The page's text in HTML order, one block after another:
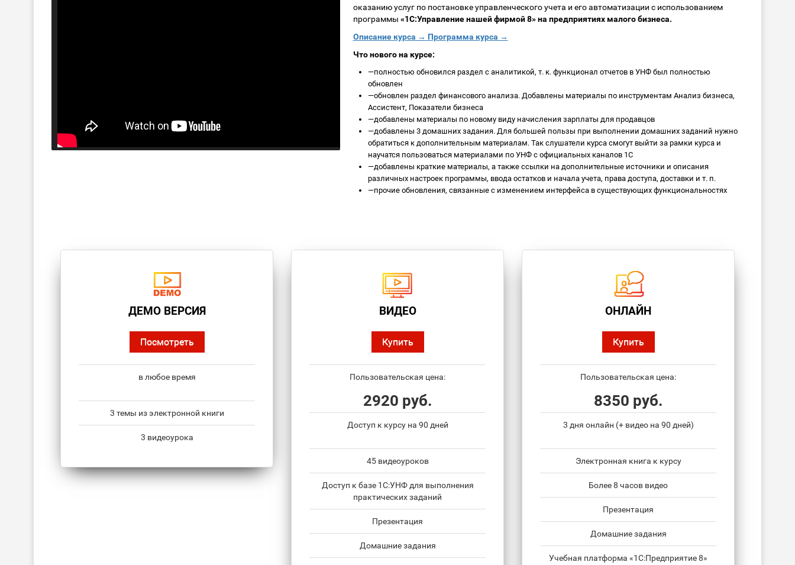
оказанию услуг по постановке управленческого учета и его автоматизации с использованием
программы «1С:Управление нашей фирмой 8» на предприятиях малого бизнеса.
Описание курса → Программа курса →
Что нового на курсе:
—полностью обновился раздел с аналитикой, т. к. функционал отчетов в УНФ был полностью
обновлен
—обновлен раздел финансового анализа. Добавлены материалы по инструментам Анализ бизнеса,
Ассистент, Показатели бизнеса
—добавлены материалы по новому виду начисления зарплаты для продавцов
—добавлены 3 домашних задания. Для большей пользы при выполнении домашних заданий нужно
обратиться к дополнительным материалам. Так слушатели курса смогут выйти за рамки курса и
научатся пользоваться материалами по УНФ с официальных каналов 1С
—добавлены краткие материалы, а также ссылки на дополнительные источники и описания
различных настроек программы, ввода остатков и начала учета, права доступа, доставки и т. п.
—прочие обновления, связанные с изменением интерфейса в существующих функциональностях
ДЕМО ВЕРСИЯ
Посмотреть
в любое время
3 темы из электронной книги
3 видеоурока
ВИДЕО
Купить
Пользовательская цена:
2920 руб.
Доступ к курсу на 90 дней
45 видеоуроков
Доступ к базе 1С:УНФ для выполнения
практических заданий
Презентация
Домашние задания
ОНЛАЙН
Купить
Пользовательская цена:
8350 руб.
3 дня онлайн (+ видео на 90 дней)
Электронная книга к курсу
Более 8 часов видео
Презентация
Домашние задания
Учебная платформа «1С:Предприятие 8»